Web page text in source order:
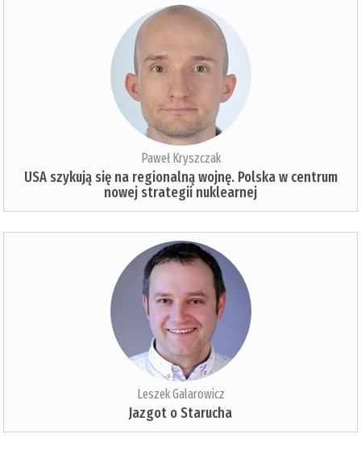
Paweł Kryszczak
USA szykują się na regionalną wojnę. Polska w centrum
nowej strategii nuklearnej
Leszek Galarowicz
Jazgot o Starucha